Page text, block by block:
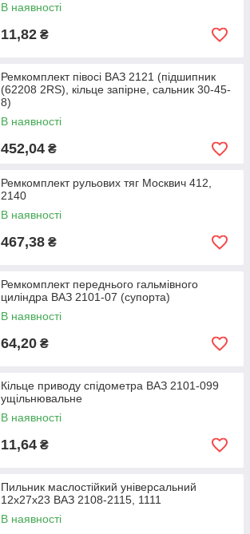
В наявності
11,82 ₴
Ремкомплект півосі ВАЗ 2121 (підшипник
(62208 2RS), кільце запірне, сальник 30-45-
8)
В наявності
452,04 ₴
Ремкомплект рульових тяг Москвич 412,
2140
В наявності
467,38 ₴
Ремкомплект переднього гальмівного
циліндра ВАЗ 2101-07 (супорта)
В наявності
64,20 ₴
Кільце приводу спідометра ВАЗ 2101-099
ущільнювальне
В наявності
11,64 ₴
Пильник маслостійкий універсальний
12х27х23 ВАЗ 2108-2115, 1111
В наявності